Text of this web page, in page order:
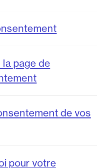
page de
de vos
pour votre